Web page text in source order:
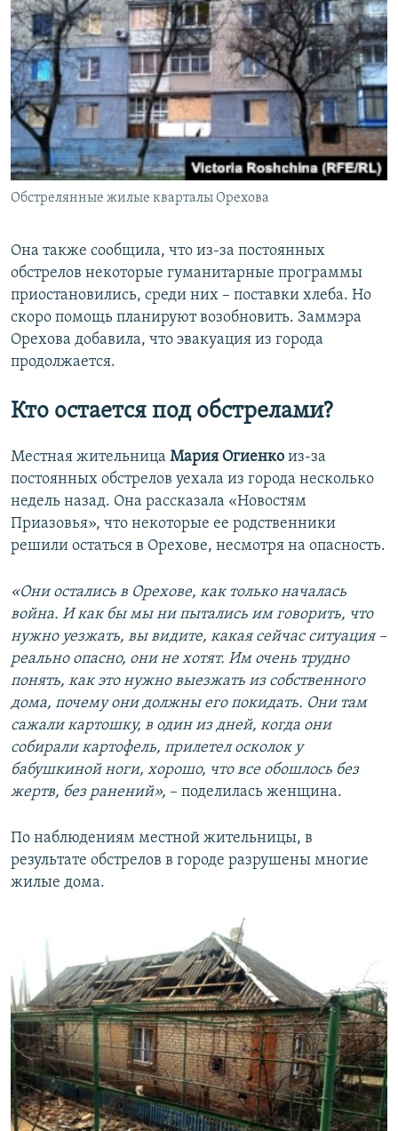
Обстрелянные жилые кварталы Орехова
Она также сообщила, что из-за постоянных
обстрелов некоторые гуманитарные программы
приостановились, среди них – поставки хлеба. Но
скоро помощь планируют возобновить. Заммэра
Орехова добавила, что эвакуация из города
продолжается.
Кто остается под обстрелами?
Местная жительница Мария Огиенко из-за
постоянных обстрелов уехала из города несколько
недель назад. Она рассказала «Новостям
Приазовья», что некоторые ее родственники
решили остаться в Орехове, несмотря на опасность.
«Они остались в Орехове, как только началась
война. И как бы мы ни пытались им говорить, что
нужно уезжать, вы видите, какая сейчас ситуация –
реально опасно, они не хотят. Им очень трудно
понять, как это нужно выезжать из собственного
дома, почему они должны его покидать. Они там
сажали картошку, в один из дней, когда они
собирали картофель, прилетел осколок у
бабушкиной ноги, хорошо, что все обошлось без
жертв, без ранений», – поделилась женщина.
По наблюдениям местной жительницы, в
результате обстрелов в городе разрушены многие
жилые дома.